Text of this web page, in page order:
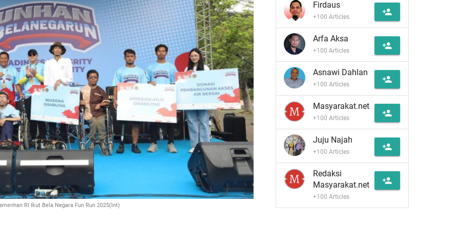
RI Ikut Bela Negara Fun Run 2025(Int)
Firdaus
+100 Articles person_add
Arfa Aksa
+100 Articles person_add
Asnawi Dahlan
+100 Articles person_add
Masyarakat.net
+100 Articles person_add
Juju Najah
+100 Articles person_add
Redaksi
Masyarakat.net
+100 Articles
person_add